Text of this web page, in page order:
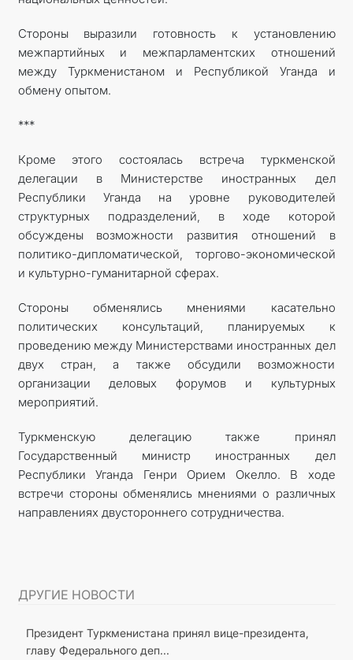
Стороны выразили готовность к установлению
межпартийных и межпарламентских отношений
между Туркменистаном и Республикой Уганда и
обмену опытом.
***
Кроме этого состоялась встреча туркменской
делегации в Министерстве иностранных дел
Республики Уганда на уровне руководителей
структурных подразделений, в ходе которой
обсуждены возможности развития отношений в
политико-дипломатической, торгово-экономической
и культурно-гуманитарной сферах.
Стороны обменялись мнениями касательно
политических консультаций, планируемых к
проведению между Министерствами иностранных дел
двух стран, а также обсудили возможности
организации деловых форумов и культурных
мероприятий.
Туркменскую делегацию также принял
Государственный министр иностранных дел
Республики Уганда Генри Орием Окелло. В ходе
встречи стороны обменялись мнениями о различных
направлениях двустороннего сотрудничества.
ДРУГИЕ НОВОСТИ
Президент Туркменистана принял вице-президента,
главу Федерального деп...